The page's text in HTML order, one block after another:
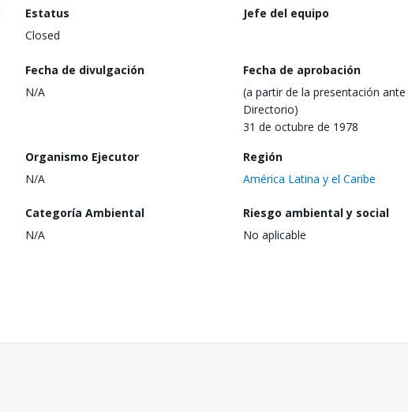
Estatus
Closed
Jefe del equipo
Fecha de divulgación
N/A
Fecha de aprobación
(a partir de la presentación ante
Directorio)
31 de octubre de 1978
Organismo Ejecutor
N/A
Región
América Latina y el Caribe
Categoría Ambiental
N/A
Riesgo ambiental y social
No aplicable